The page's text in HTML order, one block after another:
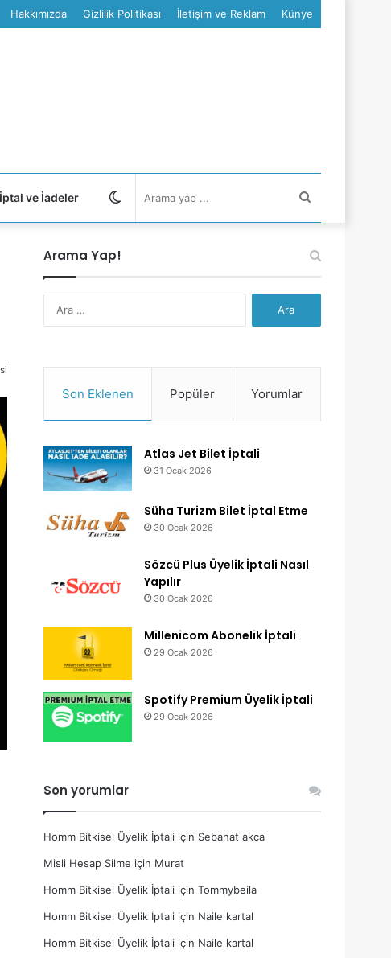
Hakkımızda Gizlilik Politikası İletişim ve Reklam Künye
İptal ve İadeler
...
değiştir
Arama Yap!
Son Eklenen Popüler Yorumlar
Atlas Jet Bilet İptali
31 Ocak 2026
Süha Turizm Bilet İptal Etme
30 Ocak 2026
Sözcü Plus Üyelik İptali Nasıl
Yapılır
30 Ocak 2026
Millenicom Abonelik İptali
29 Ocak 2026
Spotify Premium Üyelik İptali
29 Ocak 2026
Son yorumlar
Homm Bitkisel Üyelik İptali için Sebahat akca
Misli Hesap Silme için Murat
Homm Bitkisel Üyelik İptali içinTommybeila
Homm Bitkisel Üyelik İptali için Naile kartal
Homm Bitkisel Üyelik İptali için Naile kartal